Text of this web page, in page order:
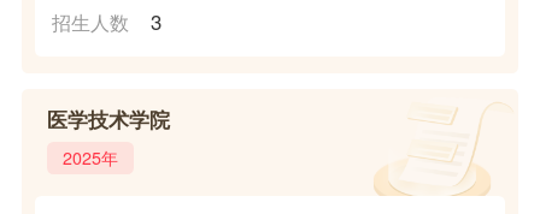
招生人数 3
医学技术学院
2025年